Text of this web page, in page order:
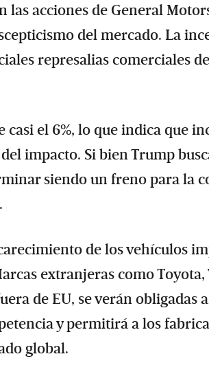
las acciones de General
del mercado. La
represalias comerciales
casi el 6%, lo que indica que
impacto. Si bien Trump
siendo un freno para la
de los vehículos
extranjeras como
de EU, se verán obligadas
y permitirá a los
global.